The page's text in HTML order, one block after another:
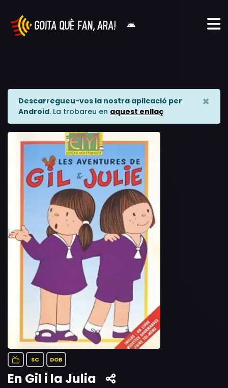
Descarregueu-vos la nostra aplicació per
Android. La trobareu en aquest enllaç
×
SC DOB
En Gil i la Julia